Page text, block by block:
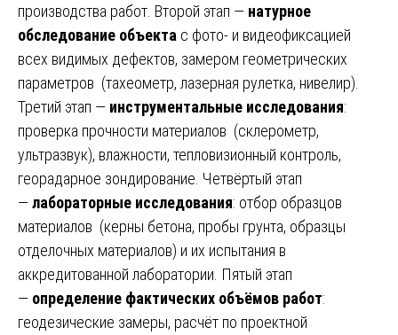
производства работ. Второй этап — натурное
обследование объекта с фото- и видеофиксацией
всех видимых дефектов, замером геометрических
параметров (тахеометр, лазерная рулетка, нивелир).
Третий этап — инструментальные исследования:
проверка прочности материалов (склерометр,
ультразвук), влажности, тепловизионный контроль,
георадарное зондирование. Четвёртый этап
—лабораторные исследования: отбор образцов
материалов (керны бетона, пробы грунта, образцы
отделочных материалов) и их испытания в
аккредитованной лаборатории. Пятый этап
— определение фактических объёмов работ:
геодезические замеры, расчёт по проектной